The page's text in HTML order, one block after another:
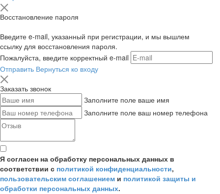
Восстановление пароля
Введите e-mail, указанный при регистрации, и мы вышлем
ссылку для восстановления пароля.
Пожалуйста, введите корректный e-mail
Отправить Вернуться ко входу
Заказать звонок
Заполните поле ваше имя
Заполните поле ваш номер телефона
Я согласен на обработку персональных данных в
соответствии с политикой конфиденциальности,
пользовательским соглашением и политикой защиты и
обработки персональных данных.